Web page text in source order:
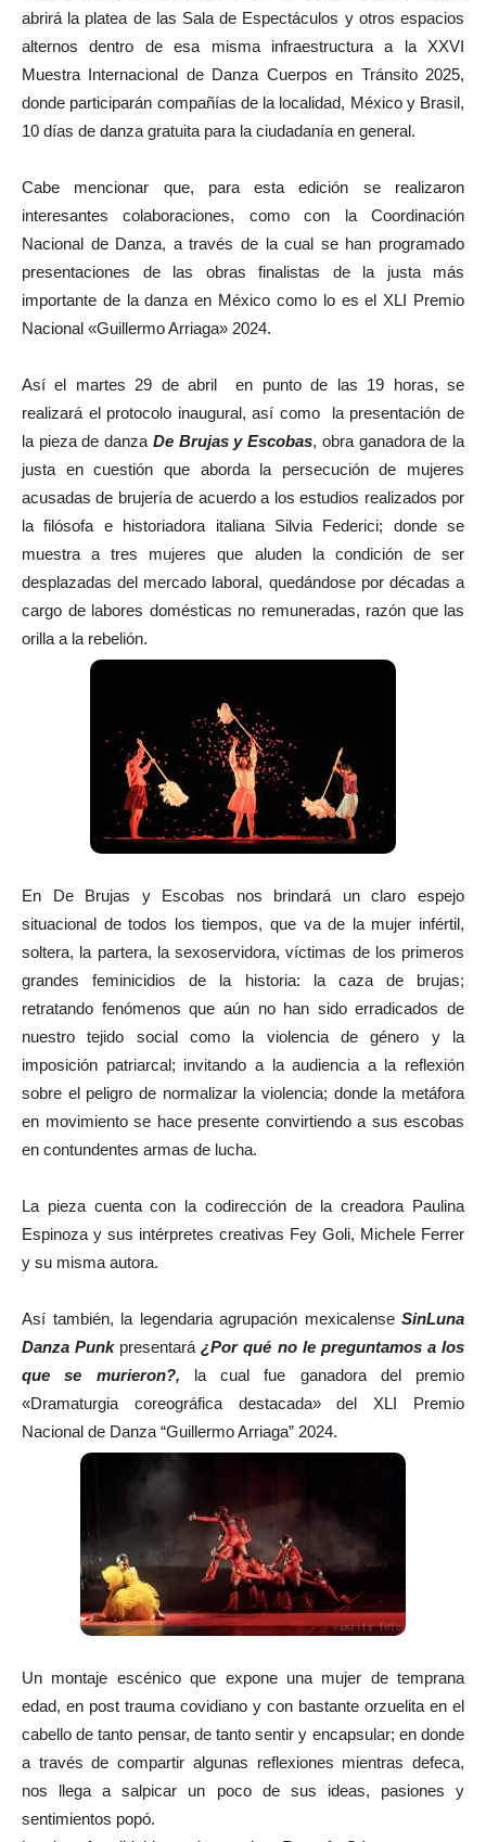
abrirá la platea de las Sala de Espectáculos y otros espacios
alternos dentro de esa misma infraestructura a la XXVI
Muestra Internacional de Danza Cuerpos en Tránsito 2025,
donde participarán compañías de la localidad, México y Brasil,
10 días de danza gratuita para la ciudadanía en general.
Cabe mencionar que, para esta edición se realizaron
interesantes colaboraciones, como con la Coordinación
Nacional de Danza, a través de la cual se han programado
presentaciones de las obras finalistas de la justa más
importante de la danza en México como lo es el XLI Premio
Nacional «Guillermo Arriaga» 2024.
Así el martes 29 de abril en punto de las 19 horas, se
realizará el protocolo inaugural, así como la presentación de
la pieza de danza De Brujas y Escobas, obra ganadora de la
justa en cuestión que aborda la persecución de mujeres
acusadas de brujería de acuerdo a los estudios realizados por
la filósofa e historiadora italiana Silvia Federici; donde se
muestra a tres mujeres que aluden la condición de ser
desplazadas del mercado laboral, quedándose por décadas a
cargo de labores domésticas no remuneradas, razón que las
orilla a la rebelión.
En De Brujas y Escobas nos brindará un claro espejo
situacional de todos los tiempos, que va de la mujer infértil,
soltera, la partera, la sexoservidora, víctimas de los primeros
grandes feminicidios de la historia: la caza de brujas;
retratando fenómenos que aún no han sido erradicados de
nuestro tejido social como la violencia de género y la
imposición patriarcal; invitando a la audiencia a la reflexión
sobre el peligro de normalizar la violencia; donde la metáfora
en movimiento se hace presente convirtiendo a sus escobas
en contundentes armas de lucha.
La pieza cuenta con la codirección de la creadora Paulina
Espinoza y sus intérpretes creativas Fey Goli, Michele Ferrer
y su misma autora.
Así también, la legendaria agrupación mexicalense SinLuna
Danza Punkpresentará¿Por qué no le preguntamos a los
que se murieron?, la cual fue ganadora del premio
«Dramaturgia coreográfica destacada» del XLI Premio
Nacional de Danza “Guillermo Arriaga” 2024.
Un montaje escénico que expone una mujer de temprana
edad, en post trauma covidiano y con bastante orzuelita en el
cabello de tanto pensar, de tanto sentir y encapsular; en donde
a través de compartir algunas reflexiones mientras defeca,
nos llega a salpicar un poco de sus ideas, pasiones y
sentimientos popó.